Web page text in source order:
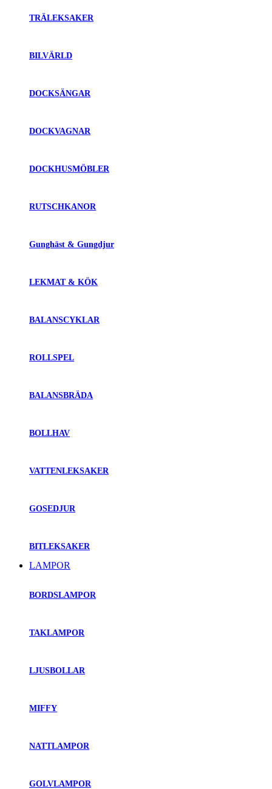
TRÄLEKSAKER
BILVÄRLD
DOCKSÄNGAR
DOCKVAGNAR
DOCKHUSMÖBLER
RUTSCHKANOR
Gunghäst & Gungdjur
LEKMAT & KÖK
BALANSCYKLAR
ROLLSPEL
BALANSBRÄDA
BOLLHAV
VATTENLEKSAKER
GOSEDJUR
BITLEKSAKER
LAMPOR
BORDSLAMPOR
TAKLAMPOR
LJUSBOLLAR
MIFFY
NATTLAMPOR
GOLVLAMPOR